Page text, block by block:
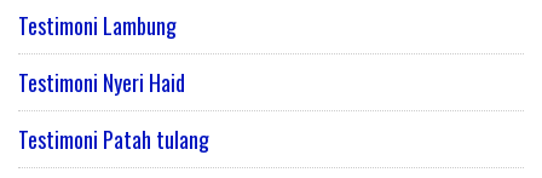
Testimoni Lambung
Testimoni Nyeri Haid
Testimoni Patah tulang